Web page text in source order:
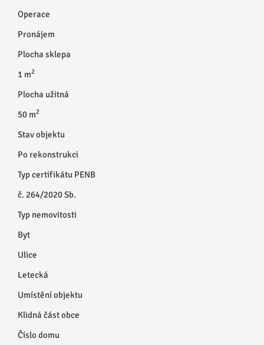
Operace
Pronájem
Plocha sklepa
1 m2
Plocha užitná
50 m2
Stav objektu
Po rekonstrukci
Typ certifikátu PENB
č. 264/2020 Sb.
Typ nemovitosti
Byt
Ulice
Letecká
Umístění objektu
Klidná část obce
Číslo domu